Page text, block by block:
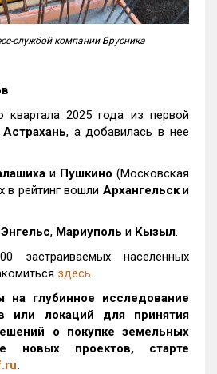
службой компании Брусника
квартала 2025 года из первой
Астрахань, а добавилась в нее
и Пушкино (Московская
в рейтинг вошли Архангельски
Энгельс, Мариуполь и Кызыл.
застраиваемых населенных
здесь.
на глубинное исследование
или локаций для принятия
о покупке земельных
новых проектов, старте
.